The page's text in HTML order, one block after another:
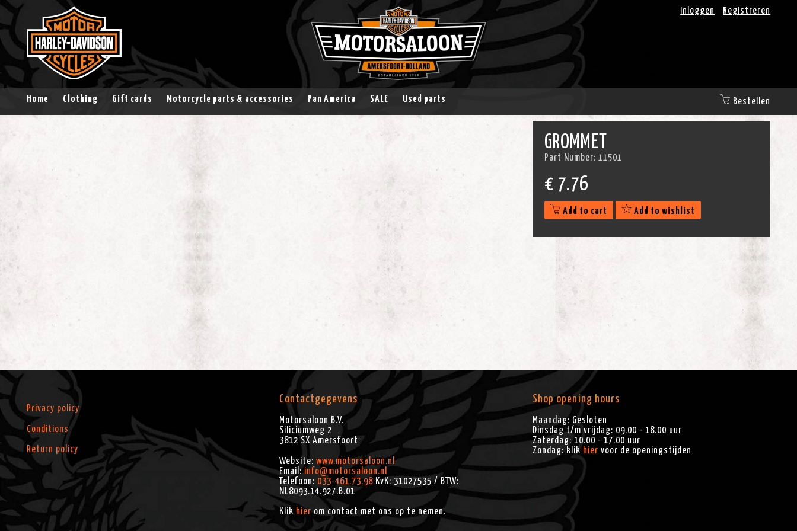
Inloggen Registreren
Home Clothing Gift cards Motorcycle parts & accessories Pan America SALE Used parts Bestellen
GROMMET
Part Number: 11501
€ 7.76
Add to cart Add to wishlist
Privacy policy
Conditions
Return policy
Contactgegevens
Motorsaloon B.V.
Siliciumweg 2
3812 SX Amersfoort
Website:www.motorsaloon.nl
Email:info@motorsaloon.nl
Telefoon: 033-461.73.98 KvK: 31027535 / BTW:
NL8093.14.927.B.01
Klik hierom contact met ons op te nemen.
Shop opening hours
Maandag: Gesloten
Dinsdag t/m vrijdag: 09.00 - 18.00 uur
Zaterdag: 10.00 - 17.00 uur
Zondag: klik hier voor de openingstijden